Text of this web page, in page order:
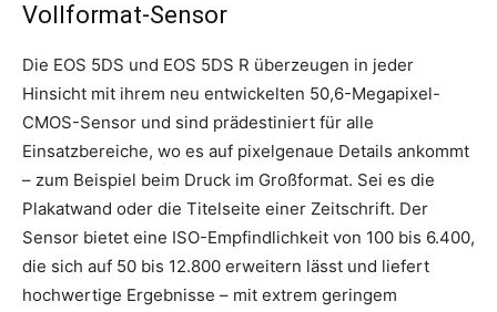
Vollformat-Sensor
Die EOS 5DS und EOS 5DS R überzeugen in jeder
Hinsicht mit ihrem neu entwickelten 50,6-Megapixel-
CMOS-Sensor und sind prädestiniert für alle
Einsatzbereiche, wo es auf pixelgenaue Details ankommt
– zum Beispiel beim Druck im Großformat. Sei es die
Plakatwand oder die Titelseite einer Zeitschrift. Der
Sensor bietet eine ISO-Empfindlichkeit von 100 bis 6.400,
die sich auf 50 bis 12.800 erweitern lässt und liefert
hochwertige Ergebnisse – mit extrem geringem